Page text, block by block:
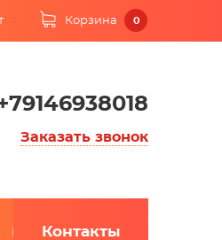
Корзина 0
Заказать звонок
Контакты